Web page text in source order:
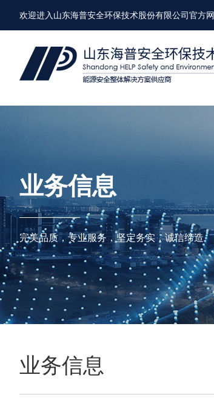
欢迎进入山东海普安全环保技术股份有限公司官方网
业务信息
完美品质，专业服务，坚定务实，诚信缔造
业务信息